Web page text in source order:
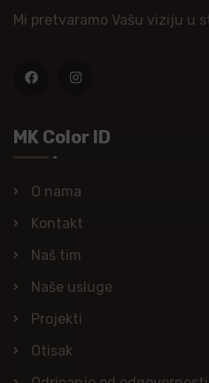
Mi pretvaramo Vašu viziju u
MK Color ID
O nama
Kontakt
Naš tim
Naše usluge
Projekti
Otisak